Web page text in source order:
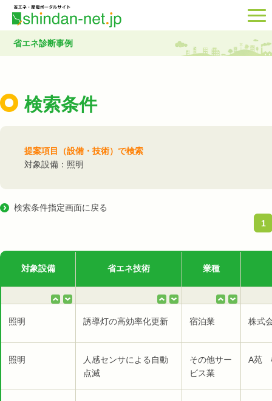
省エネ診断事例
検索条件
提案項目（設備・技術）で検索
対象設備：照明
検索条件指定画面に戻る
1
対象設備 省エネ技術 業種
照明 誘導灯の高効率化更新 宿泊業 株式
照明
人感センサによる自動
点滅
その他サー
ビス業
A苑